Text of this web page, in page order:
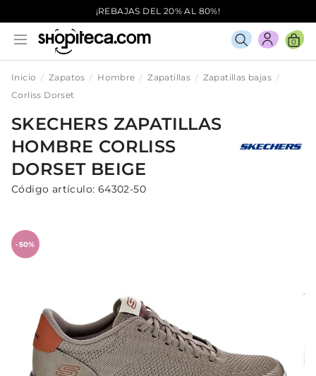
¡REBAJAS DEL 20% AL 80%!
0
Inicio Zapatos Hombre Zapatillas
Zapatillas bajas
Corliss Dorset
SKECHERS ZAPATILLAS
HOMBRE CORLISS
DORSET BEIGE
Código artículo: 64302-50
-50%